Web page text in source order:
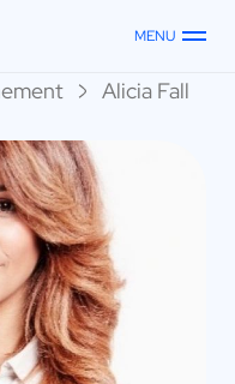
MENU
Alicia Fall